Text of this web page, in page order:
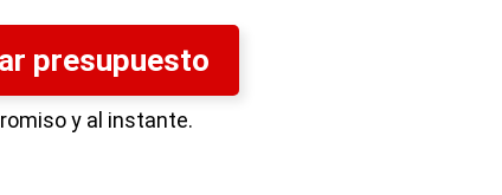
presupuesto
y al instante.